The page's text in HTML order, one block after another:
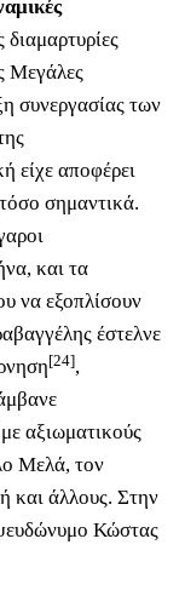
Μεγάλες
συνεργασίας των
είχε αποφέρει
σημαντικά.
και τα
να εξοπλίσουν
έστελνε
[24],
αξιωματικούς
Μελά, τον
και άλλους. Στην
Κώστας